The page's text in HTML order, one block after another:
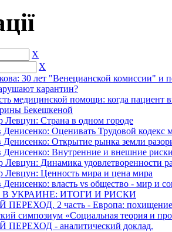
X
X
30 лет "Венецианской комиссии" и
карантин?
медицинской помощи: когда пациент
Бекешкеной
Левцун: Страна в одном городе
Денисенко: Оценивать Трудовой кодекс
Денисенко: Открытие рынка земли
Денисенко: Внутренние и внешние
Левцун: Динамика удовлетворенности
Левцун: Ценность мира и цена мира
Денисенко: власть vs общество - мир и
УКРАИНЕ: ИТОГИ И РИСКИ
2 часть - Европа: похищение
симпозиум «Социальная теория и
- аналитический доклад.